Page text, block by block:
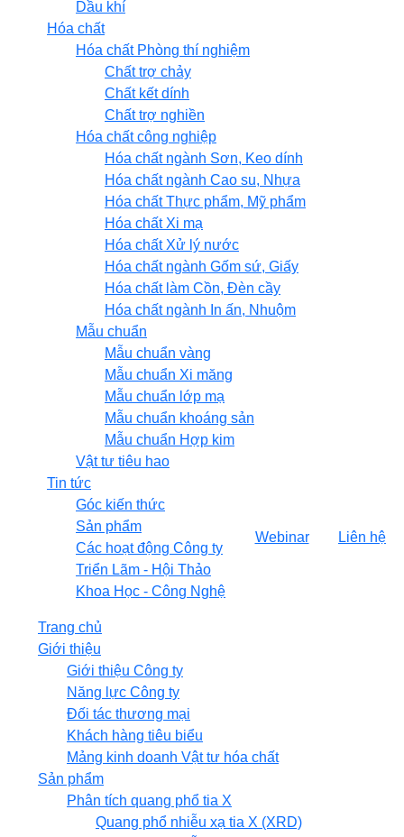
Dầu khí
Hóa chất
Hóa chất Phòng thí nghiệm
Chất trợ chảy
Chất kết dính
Chất trợ nghiền
Hóa chất công nghiệp
Hóa chất ngành Sơn, Keo dính
Hóa chất ngành Cao su, Nhựa
Hóa chất Thực phẩm, Mỹ phẩm
Hóa chất Xi mạ
Hóa chất Xử lý nước
Hóa chất ngành Gốm sứ, Giấy
Hóa chất làm Cồn, Đèn cầy
Hóa chất ngành In ấn, Nhuộm
Mẫu chuẩn
Mẫu chuẩn vàng
Mẫu chuẩn Xi măng
Mẫu chuẩn lớp mạ
Mẫu chuẩn khoáng sản
Mẫu chuẩn Hợp kim
Vật tư tiêu hao
Tin tức
Góc kiến thức
Sản phẩm
Các hoạt động Công ty
Triển Lãm - Hội Thảo
Khoa Học - Công Nghệ
Webinar Liên hệ
Trang chủ
Giới thiệu
Giới thiệu Công ty
Năng lực Công ty
Đối tác thương mại
Khách hàng tiêu biểu
Mảng kinh doanh Vật tư hóa chất
Sản phẩm
Phân tích quang phổ tia X
Quang phổ nhiễu xạ tia X (XRD)